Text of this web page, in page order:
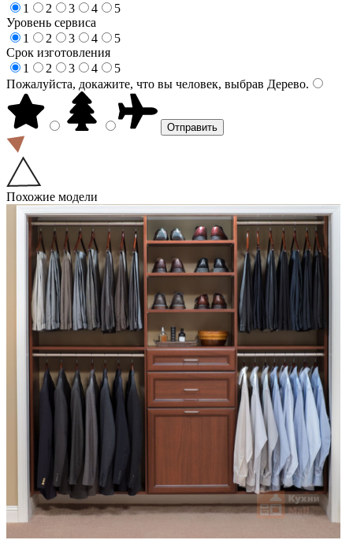
1
2 3 4
5
Уровень сервиса
1
2 3 4
5
Срок изготовления
1
2 3 4
5
Пожалуйста, докажите, что вы человек, выбрав Дерево.
Похожие модели